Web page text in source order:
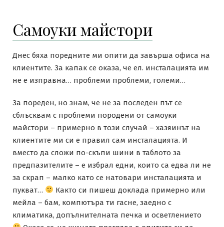
Самоуки майстори
Днес бяха поредните ми опити да завърша офиса на
клиентите. За капак се оказа, че ел. инсталацията им
не е изправна… проблеми проблеми, големи…
За пореден, но знам, че не за последен път се
сблъсквам с проблеми породени от самоуки
майстори – примерно в този случай – хазяинът на
клиентите ми си е правил сам инсталацията. И
вместо да сложи по-скъпи шини в таблото за
предпазителите – е избрал едни, които са едва ли не
за скрап – малко като се натовари инсталацията и
пукват…
Както си пишеш доклада примерно или
мейла – бам, компютъра ти гасне, заедно с
климатика, допълнителната печка и осветлението